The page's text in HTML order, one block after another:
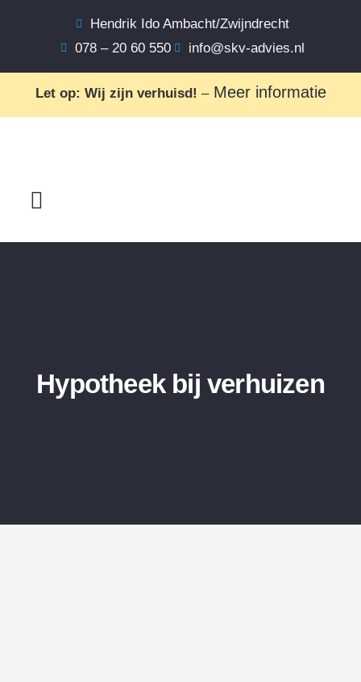
Hendrik Ido Ambacht/Zwijndrecht
078 – 20 60 550
info@skv-advies.nl
Let op: Wij zijn verhuisd! –Meer informatie
Hypotheek bij verhuizen